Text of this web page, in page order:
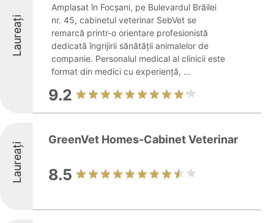
Laureați
Amplasat în Focșani, pe Bulevardul Brăilei
nr. 45, cabinetul veterinar SebVet se
remarcă printr-o orientare profesionistă
dedicată îngrijirii sănătății animalelor de
companie. Personalul medical al clinicii este
format din medici cu experiență, ...
9.2
Laureați
GreenVet Homes-Cabinet Veterinar
8.5